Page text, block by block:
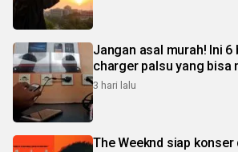
Jangan asal murah! Ini 6
charger palsu yang bisa
3 hari lalu
The Weeknd siap konser